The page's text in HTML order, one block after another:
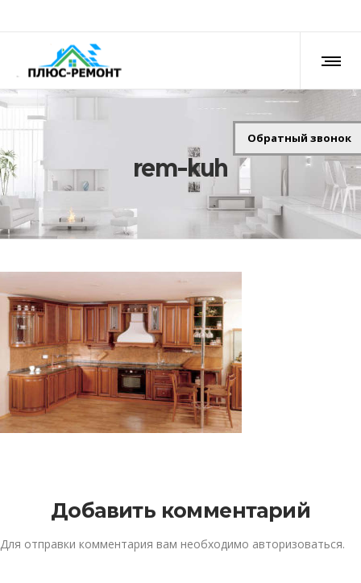
rem-kuh
Добавить комментарий
Для отправки комментария вам необходимо авторизоваться.
Обратный звонок